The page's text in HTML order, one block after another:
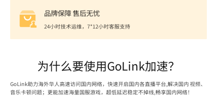
品牌保障 售后无忧
24小时技术运维，7*12小时客服支持
为什么要使用GoLink加速？
GoLink助力海外华人高速访问国内网络，快速开启国内各直播平台,解决国内 视频、
音乐卡顿问题；更能加速海量国服游戏，超低延迟稳定不掉线,畅享国内网络！